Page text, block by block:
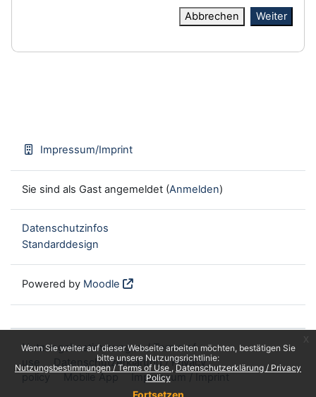
Wenn Sie weiter auf dieser Webseite arbeiten möchten, bestätigen Sie
bitte unsere Nutzungsrichtlinie:
Nutzungsbestimmungen / Terms of Use
Datenschutzerklärung / Privacy
Policy
Fortsetzen
Abbrechen Weiter
Impressum/Imprint
Sie sind als Gast angemeldet (Anmelden)
Datenschutzinfos
Standarddesign
Powered by Moodle
Nutzungsbestimmungen / Terms of
use
Datenschutzerklärung / Privacy
policy
Mobile App Impressum / Imprint